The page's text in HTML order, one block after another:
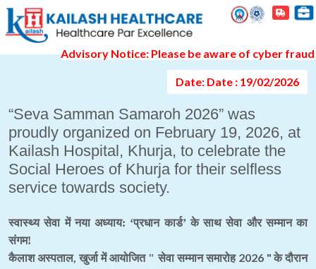
Advisory Notice: Please be aware of cyber fraud
Date: Date : 19/02/2026
“Seva Samman Samaroh 2026” was
proudly organized on February 19, 2026, at
Kailash Hospital, Khurja, to celebrate the
Social Heroes of Khurja for their selfless
service towards society.
स्वास्थ्य सेवा में नया अध्याय: ‘प्रधान कार्ड’ के साथ सेवा और सम्मान का
संगम!
कैलाश अस्पताल,खुर्जा में आयोजित " सेवा सम्मान समारोह 2026 "के दौरान